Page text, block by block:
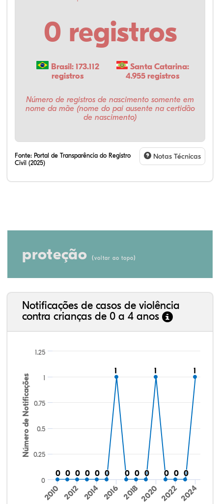
0 registros
Brasil: 173.112
registros
Santa Catarina:
4.955 registros
Número de registros de nascimento somente em
nome da mãe (nome do pai ausente na certidão
de nascimento)
Fonte: Portal de Transparência do Registro
Civil (2025)
Notas Técnicas
proteção (voltar ao topo)
Notificações de casos de violência
contra crianças de 0 a 4 anos
Número de Notificações
0
0 0
0 0
0 0
0 0
0 0
0
11
0
0 0
0 0
0
11
0
0 0
0 0
0
11
2010 2012 2014 2016 2018 2020 2022 2024
0
0.25
0.5
0.75
1
1.25